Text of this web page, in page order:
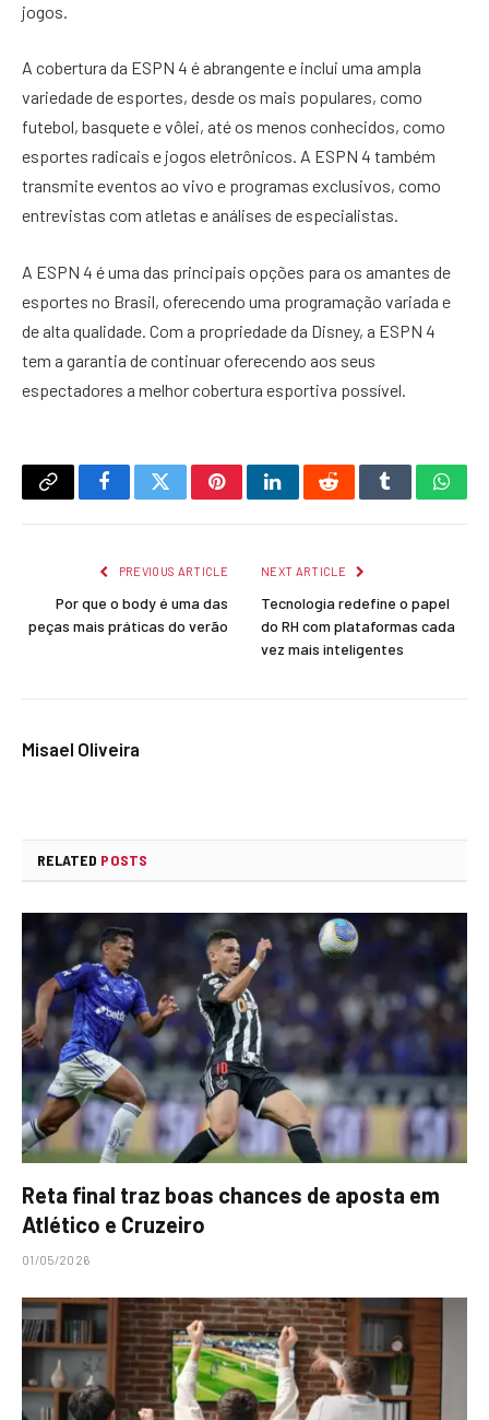
jogos.
A cobertura da ESPN 4 é abrangente e inclui uma ampla
variedade de esportes, desde os mais populares, como
futebol, basquete e vôlei, até os menos conhecidos, como
esportes radicais e jogos eletrônicos. A ESPN 4 também
transmite eventos ao vivo e programas exclusivos, como
entrevistas com atletas e análises de especialistas.
A ESPN 4 é uma das principais opções para os amantes de
esportes no Brasil, oferecendo uma programação variada e
de alta qualidade. Com a propriedade da Disney, a ESPN 4
tem a garantia de continuar oferecendo aos seus
espectadores a melhor cobertura esportiva possível.
Copy
FacebookTwitterPinterestLinkedInRedditTumblr
PREVIOUS ARTICLE
Por que o body é uma das
peças mais práticas do verão
NEXT ARTICLE
Tecnologia redefine o papel
do RH com plataformas cada
vez mais inteligentes
Misael Oliveira
RELATED POSTS
Reta final traz boas chances de aposta em
Atlético e Cruzeiro
01/05/2026